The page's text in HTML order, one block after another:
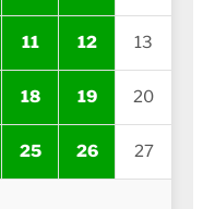
11 12 13
18 19 20
25 26 27